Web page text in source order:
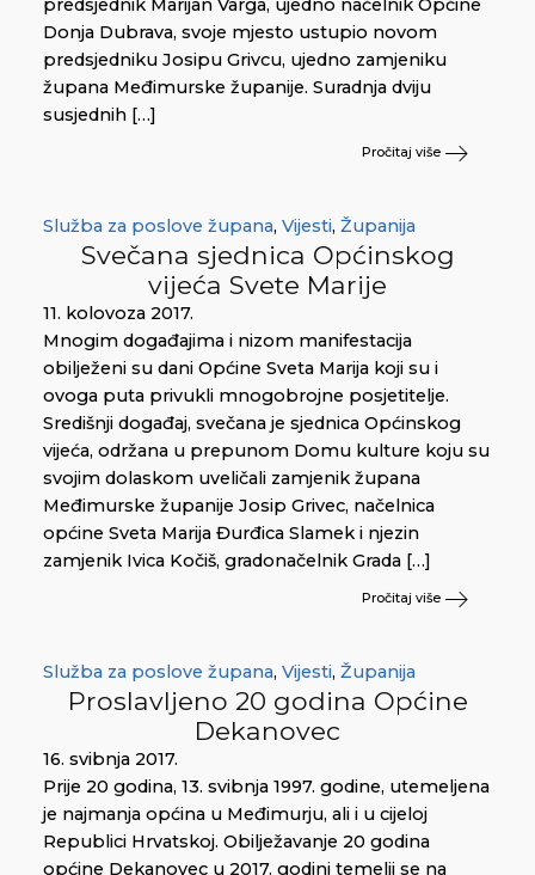
predsjednik Marijan Varga, ujedno načelnik Općine
Donja Dubrava, svoje mjesto ustupio novom
predsjedniku Josipu Grivcu, ujedno zamjeniku
župana Međimurske županije. Suradnja dviju
susjednih […]
Pročitaj više
Služba za poslove župana, Vijesti, Županija
Svečana sjednica Općinskog
vijeća Svete Marije
11. kolovoza 2017.
Mnogim događajima i nizom manifestacija
obilježeni su dani Općine Sveta Marija koji su i
ovoga puta privukli mnogobrojne posjetitelje.
Središnji događaj, svečana je sjednica Općinskog
vijeća, održana u prepunom Domu kulture koju su
svojim dolaskom uveličali zamjenik župana
Međimurske županije Josip Grivec, načelnica
općine Sveta Marija Đurđica Slamek i njezin
zamjenik Ivica Kočiš, gradonačelnik Grada […]
Pročitaj više
Služba za poslove župana, Vijesti, Županija
Proslavljeno 20 godina Općine
Dekanovec
16. svibnja 2017.
Prije 20 godina, 13. svibnja 1997. godine, utemeljena
je najmanja općina u Međimurju, ali i u cijeloj
Republici Hrvatskoj. Obilježavanje 20 godina
općine Dekanovec u 2017. godini temelji se na